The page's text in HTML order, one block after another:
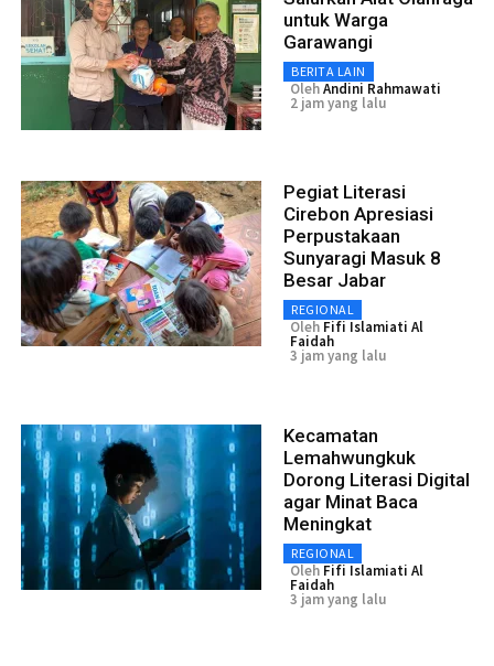
untuk Warga
Garawangi
BERITA LAIN
OlehAndini Rahmawati
2 jam yang lalu
Pegiat Literasi
Cirebon Apresiasi
Perpustakaan
Sunyaragi Masuk 8
Besar Jabar
REGIONAL
Oleh Fifi Islamiati Al
Faidah
3 jam yang lalu
Kecamatan
Lemahwungkuk
Dorong Literasi Digital
agar Minat Baca
Meningkat
REGIONAL
Oleh Fifi Islamiati Al
Faidah
3 jam yang lalu